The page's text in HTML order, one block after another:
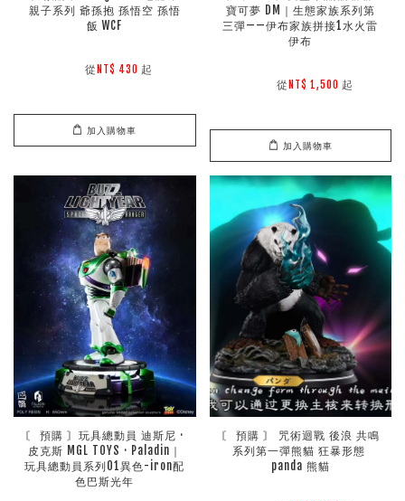
親子系列 爺孫抱 孫悟空 孫悟
飯 WCF
        從
NT$ 430 起
加入購物車
寶可夢 DM｜生態家族系列第
三彈——伊布家族拼接1水火雷
伊布
        從
NT$ 1,500 起
加入購物車
〘 預購 〙玩具總動員 迪斯尼 ·
皮克斯 MGL TOYS · Paladin｜
玩具總動員系列01異色-iron配
色巴斯光年
〘 預購 〙 咒術迴戰 後浪 共鳴
系列第一彈熊貓 狂暴形態
panda 熊貓